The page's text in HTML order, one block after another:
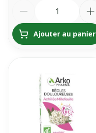
Ajouter au panier